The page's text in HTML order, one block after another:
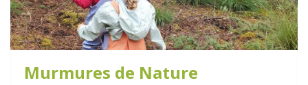
Murmures de Nature